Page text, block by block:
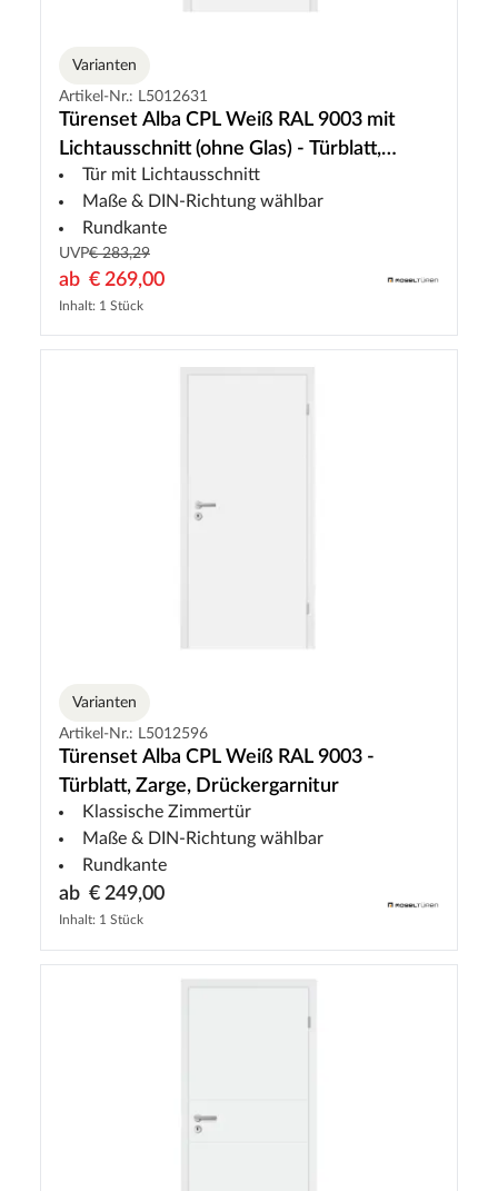
Varianten
Artikel-Nr.: L5012631
Türenset Alba CPL Weiß RAL 9003 mit
Lichtausschnitt (ohne Glas) - Türblatt,
Zarge, Drückergarnitur
Tür mit Lichtausschnitt
Maße & DIN-Richtung wählbar
Rundkante
UVP€ 283,29
ab € 269,00
Inhalt: 1 Stück
Varianten
Artikel-Nr.: L5012596
Türenset Alba CPL Weiß RAL 9003 -
Türblatt, Zarge, Drückergarnitur
Klassische Zimmertür
Maße & DIN-Richtung wählbar
Rundkante
ab € 249,00
Inhalt: 1 Stück